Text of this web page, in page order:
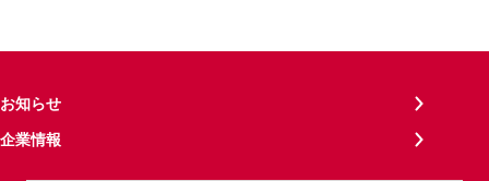
お知らせ
企業情報